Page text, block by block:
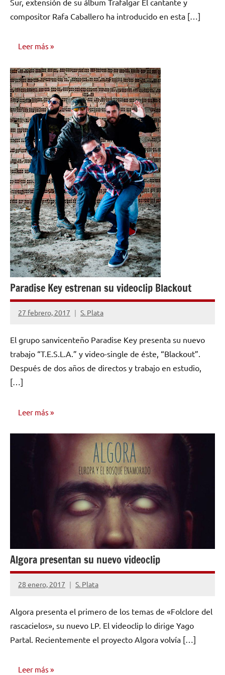
compositor Rafa Caballero ha introducido en esta […]
Leer más
NOTICIAS
Paradise Key estrenan su videoclip Blackout
27 febrero, 2017 S. Plata
No
comentarios
El grupo sanvicenteño Paradise Key presenta su nuevo
trabajo “T.E.S.L.A.” y video-single de éste, “Blackout”.
Después de dos años de directos y trabajo en estudio,
[…]
Leer más
Algora presentan su nuevo videoclip
28 enero, 2017 S. Plata
No
comentarios
Algora presenta el primero de los temas de «Folclore del
rascacielos», su nuevo LP. El videoclip lo dirige Yago
Partal. Recientemente el proyecto Algora volvía […]
Leer más